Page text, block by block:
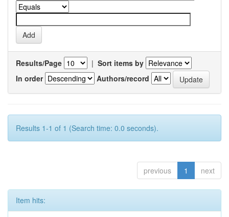
Results/Page | Sort items by
In order
Authors/record
Results 1-1 of 1 (Search time: 0.0 seconds).
previous 1 next
Item hits: